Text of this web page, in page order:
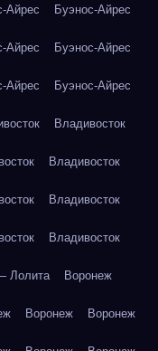
Айрес Буэнос-Айрес
Айрес Буэнос-Айрес
Айрес Буэнос-Айрес
Владивосток
Владивосток
Владивосток
Владивосток
Лолита Воронеж
Воронеж Воронеж